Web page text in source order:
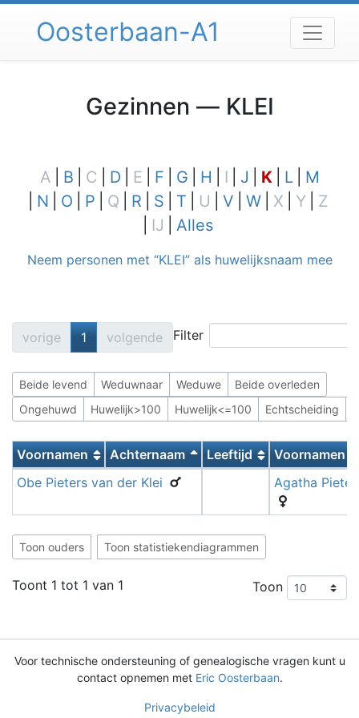
naar
Oosterbaan-A1
Gezinnen — KLEI
A B C D E F G H I J K L
M
N
O P Q R S T U V W X Y
Z
IJ
Alles
Neem personen met “KLEI” als huwelijksnaam mee
vorige 1 volgende Filter
Beide levend Weduwnaar Weduwe
Beide overleden
Ongehuwd
Huwelijk>100 Huwelijk<=100 Echtscheiding
Voornamen Achternaam Leeftijd
Voornamen
Obe Pieters van der Klei Agatha
Toon ouders Toon statistiekendiagrammen
Toont 1 tot 1 van 1 Toon
Voor technische ondersteuning of genealogische vragen kunt u
contact opnemen met Eric Oosterbaan.
Privacybeleid